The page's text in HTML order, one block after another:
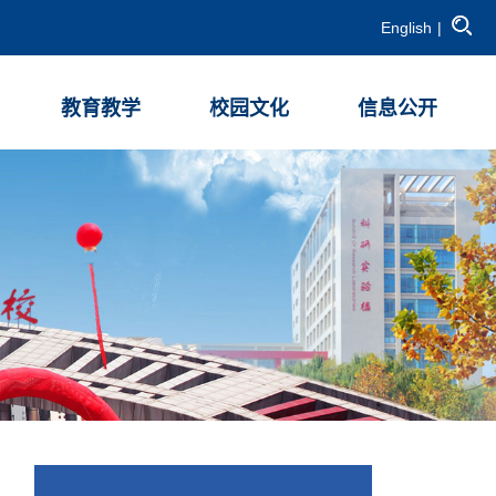
English |
教育教学 校园文化 信息公开